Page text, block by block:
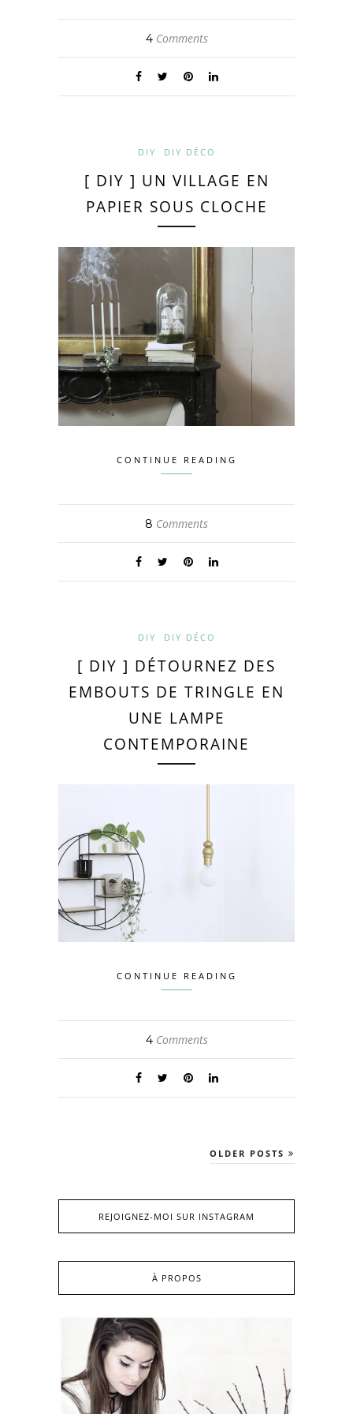
4Comments
DIY DIY DÉCO
[ DIY ] UN VILLAGE EN
PAPIER SOUS CLOCHE
CONTINUE READING
8 Comments
DIY DIY DÉCO
[ DIY ] DÉTOURNEZ DES
EMBOUTS DE TRINGLE EN
UNE LAMPE
CONTEMPORAINE
CONTINUE READING
4Comments
OLDER POSTS
REJOIGNEZ-MOI SUR INSTAGRAM
À PROPOS